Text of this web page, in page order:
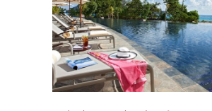
auf den Seychellen, etwa im
„Raffles Praslin“ auf den
Exotisch und grün präsentiert
elegante„Raffles Praslin“auf